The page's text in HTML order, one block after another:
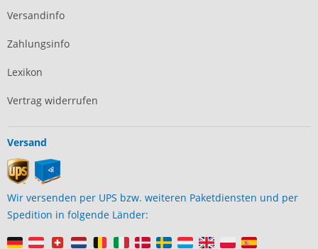
Versandinfo
Zahlungsinfo
Lexikon
Vertrag widerrufen
Versand
Wir versenden per UPS bzw. weiteren Paketdiensten und per
Spedition in folgende Länder: